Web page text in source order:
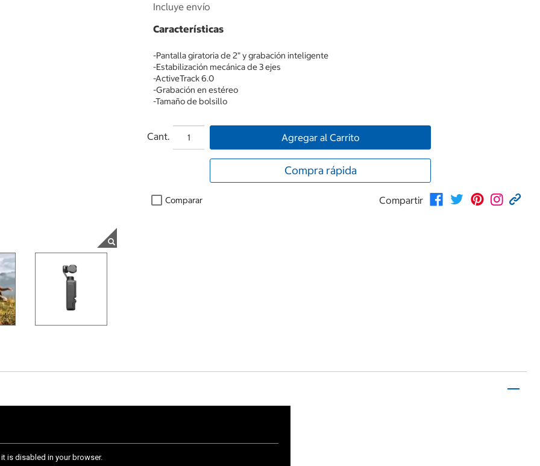
Incluye envío
Características
-Pantalla giratoria de 2" y grabación inteligente
-Estabilización mecánica de 3 ejes
-ActiveTrack 6.0
-Grabación en estéreo
-Tamaño de bolsillo
Cant. Agregar al Carrito
Compra rápida
Comparar Compartir